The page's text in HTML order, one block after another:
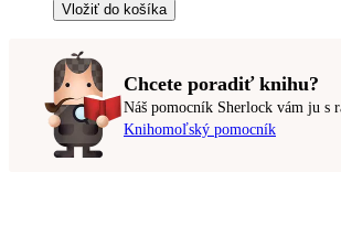
Vložiť do košíka
Chcete poradiť knihu?
Náš pomocník Sherlock vám ju s
Knihomoľský pomocník